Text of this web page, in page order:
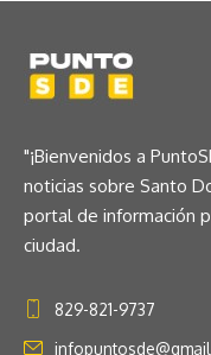
"¡Bienvenidos a
noticias sobre Santo
portal de información
ciudad.
829-821-9737